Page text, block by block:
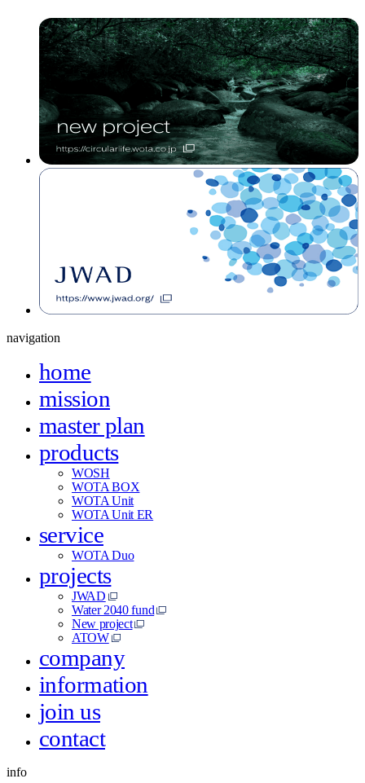
navigation
home
mission
master plan
products
WOSH
WOTA BOX
WOTA Unit
WOTA Unit ER
service
WOTA Duo
projects
JWAD
Water 2040 fund
New project
ATOW
company
information
join us
contact
info